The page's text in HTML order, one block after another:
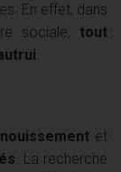
En effet, dans
sociale, tout
et
. La recherche